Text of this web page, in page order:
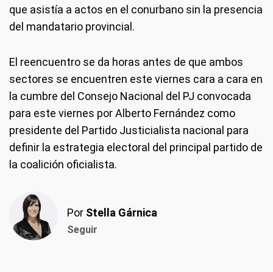
que asistía a actos en el conurbano sin la presencia
del mandatario provincial.
El reencuentro se da horas antes de que ambos
sectores se encuentren este viernes cara a cara en
la cumbre del Consejo Nacional del PJ convocada
para este viernes por Alberto Fernández como
presidente del Partido Justicialista nacional para
definir la estrategia electoral del principal partido de
la coalición oficialista.
Por Stella Gárnica
Seguir